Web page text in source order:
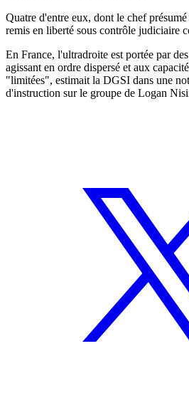
Quatre d'entre eux, dont le chef
remis en liberté sous contrôle judiciaire
En France, l'ultradroite est portée par
agissant en ordre dispersé et aux
"limitées", estimait la DGSI dans une
d'instruction sur le groupe de Logan